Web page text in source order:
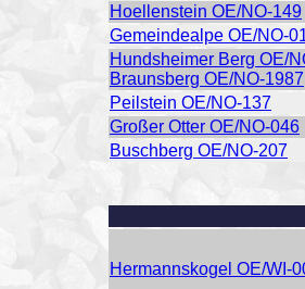
Hoellenstein OE/NO-149
Gemeindealpe OE/NO-
Hundsheimer Berg OE/
Braunsberg OE/NO-1987
Peilstein OE/NO-137
Großer Otter OE/NO-046
Buschberg OE/NO-207
Hermannskogel OE/WI-